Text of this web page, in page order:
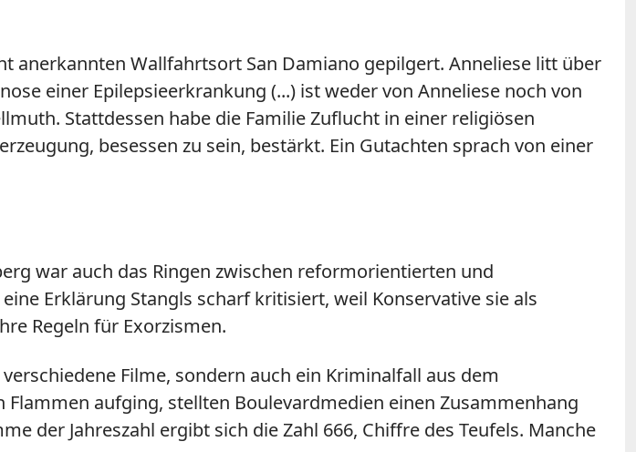
anerkannten Wallfahrtsort San Damiano gepilgert. Anneliese litt über
einer Epilepsieerkrankung (...) ist weder von Anneliese noch von
Stattdessen habe die Familie Zuflucht in einer religiösen
besessen zu sein, bestärkt. Ein Gutachten sprach von einer
war auch das Ringen zwischen reformorientierten und
Erklärung Stangls scharf kritisiert, weil Konservative sie als
Regeln für Exorzismen.
Filme, sondern auch ein Kriminalfall aus dem
aufging, stellten Boulevardmedien einen Zusammenhang
der Jahreszahl ergibt sich die Zahl 666, Chiffre des Teufels. Manche